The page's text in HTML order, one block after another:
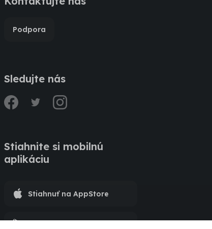
Podpora
Sledujte nás
facebook
twitterinstagram
Stiahnite si mobilnú
aplikáciu
Stiahnuť na AppStore